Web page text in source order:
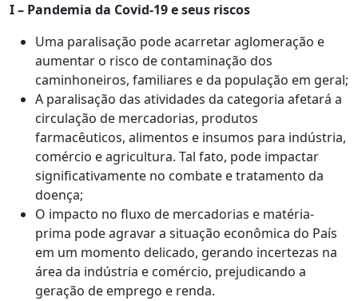
I – Pandemia da Covid-19 e seus riscos
Uma paralisação pode acarretar aglomeração e
aumentar o risco de contaminação dos
caminhoneiros, familiares e da população em geral;
A paralisação das atividades da categoria afetará a
circulação de mercadorias, produtos
farmacêuticos, alimentos e insumos para indústria,
comércio e agricultura. Tal fato, pode impactar
significativamente no combate e tratamento da
doença;
O impacto no fluxo de mercadorias e matéria-
prima pode agravar a situação econômica do País
em um momento delicado, gerando incertezas na
área da indústria e comércio, prejudicando a
geração de emprego e renda.